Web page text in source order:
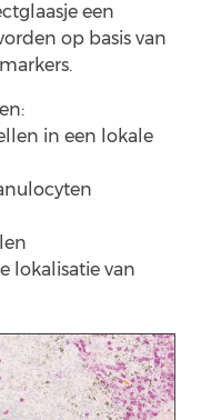
een
op basis van
in een lokale
lokalisatie van